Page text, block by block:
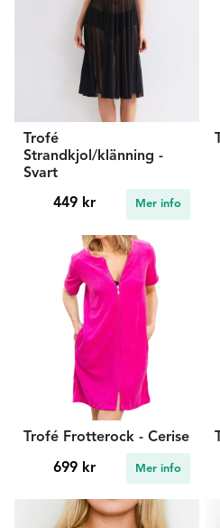
Trofé
Strandkjol/klänning -
Svart
449 kr Mer info
Trofé Frotterock - Cerise
699 kr Mer info